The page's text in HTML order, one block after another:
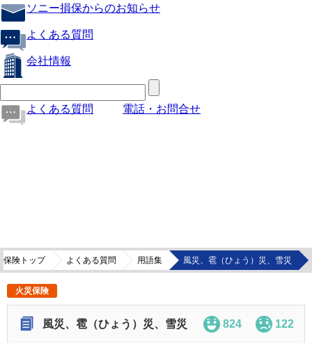
ソニー損保からのお知らせ
よくある質問
会社情報
よくある質問 電話・お問合せ
保険トップ よくある質問 用語集 風災、雹（ひょう）災、雪災
火災保険
風災、雹（ひょう）災、雪災 824 122